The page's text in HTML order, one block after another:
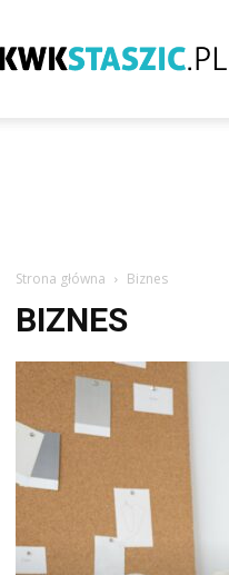
Strona główna Biznes
BIZNES